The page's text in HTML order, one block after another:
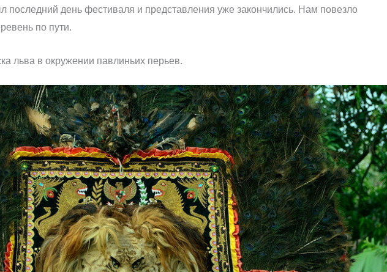
последний день фестиваля и представления уже закончились. Нам повезло
по пути.
льва в окружении павлиньих перьев.